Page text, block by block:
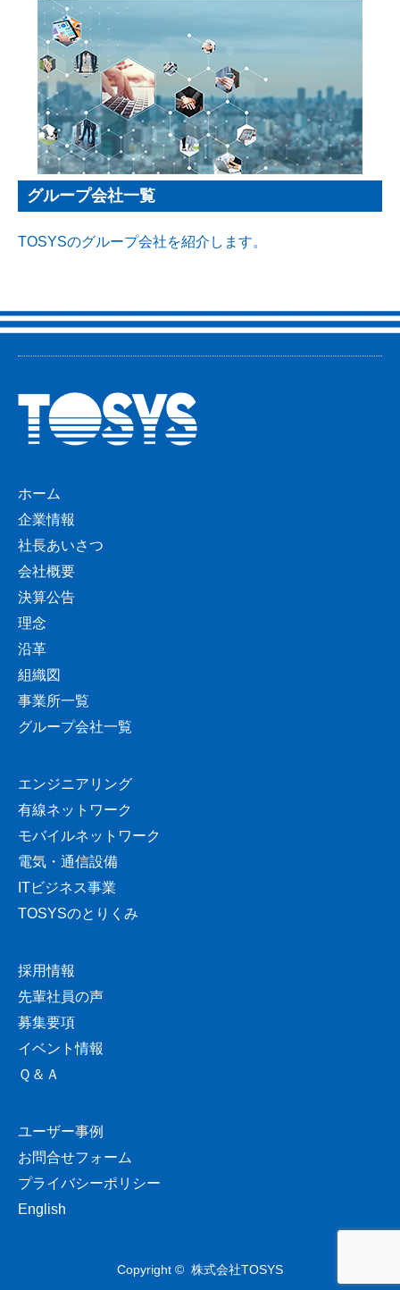
グループ会社一覧
TOSYSのグループ会社を紹介します。
ホーム
企業情報
社長あいさつ
会社概要
決算公告
理念
沿革
組織図
事業所一覧
グループ会社一覧
エンジニアリング
有線ネットワーク
モバイルネットワーク
電気・通信設備
ITビジネス事業
TOSYSのとりくみ
採用情報
先輩社員の声
募集要項
イベント情報
Ｑ＆Ａ
ユーザー事例
お問合せフォーム
プライバシーポリシー
English
Copyright © 株式会社TOSYS